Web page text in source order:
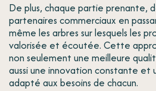
De plus, chaque partie prenante,
partenaires commerciaux en
même les arbres sur lesquels les
valorisée et écoutée. Cette
non seulement une meilleure
aussi une innovation constante et
adapté aux besoins de chacun.